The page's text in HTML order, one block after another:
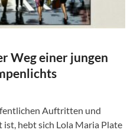
Weg einer jungen
Auftritten und
ist, hebt sich Lola Maria Plate